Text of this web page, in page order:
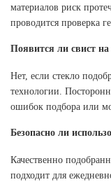
материалов риск
проводится проверка
Появится ли свист на
Нет, если стекло
технологии.
ошибок подбора или
Безопасно ли
Качественно
подходит для